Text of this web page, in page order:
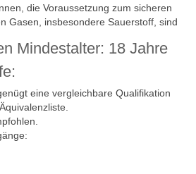
die Voraussetzung zum sicheren
Gasen, insbesondere Sauerstoff, sind
Mindestalter: 18 Jahre
eine vergleichbare Qualifikation